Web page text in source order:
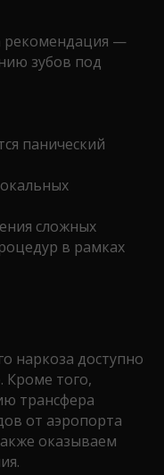
рекомендация —
зубов под
панический
сложных
в рамках
наркоза доступно
Кроме того,
трансфера
от аэропорта
оказываем